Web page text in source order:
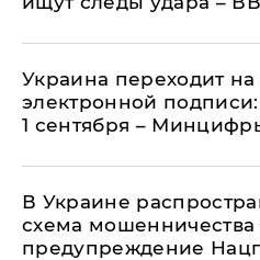
Украина переходит
электронной
1 сентября –
В Украине
схема мошенничества
предупреждение